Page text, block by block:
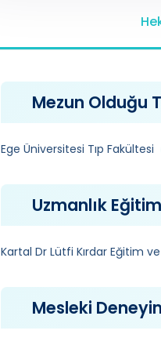
Mezun Olduğu
Ege Üniversitesi Tıp Fakültesi
Uzmanlık
Kartal Dr Lütfi Kırdar Eğitim
Mesleki